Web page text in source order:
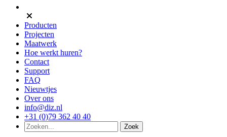
Producten
Projecten
Maatwerk
Hoe werkt huren?
Contact
Support
FAQ
Nieuwtjes
Over ons
info@diz.nl
+31 (0)79 362 40 40